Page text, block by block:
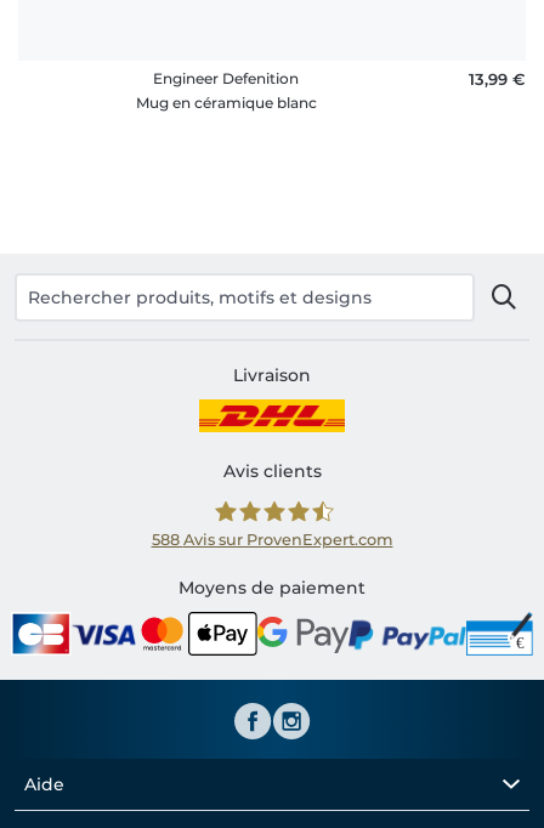
Engineer Defenition
Mug en céramique blanc
13,99 €
Livraison
Avis clients
Shirtinator FR
588 Avis sur ProvenExpert.com
Moyens de paiement
Aide